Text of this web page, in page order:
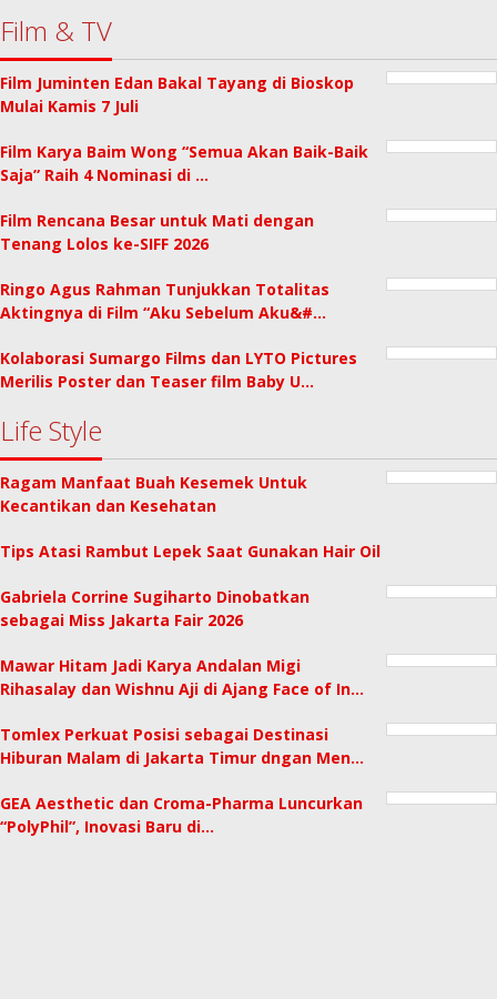
Film & TV
Film Juminten Edan Bakal Tayang di Bioskop
Mulai Kamis 7 Juli
Film Karya Baim Wong “Semua Akan Baik-Baik
Saja” Raih 4 Nominasi di …
Film Rencana Besar untuk Mati dengan
Tenang Lolos ke-SIFF 2026
Ringo Agus Rahman Tunjukkan Totalitas
Aktingnya di Film “Aku Sebelum Aku&#…
Kolaborasi Sumargo Films dan LYTO Pictures
Merilis Poster dan Teaser film Baby U…
Life Style
Ragam Manfaat Buah Kesemek Untuk
Kecantikan dan Kesehatan
Tips Atasi Rambut Lepek Saat Gunakan Hair Oil
Gabriela Corrine Sugiharto Dinobatkan
sebagai Miss Jakarta Fair 2026
Mawar Hitam Jadi Karya Andalan Migi
Rihasalay dan Wishnu Aji di Ajang Face of In…
Tomlex Perkuat Posisi sebagai Destinasi
Hiburan Malam di Jakarta Timur dngan Men…
GEA Aesthetic dan Croma-Pharma Luncurkan
“PolyPhil”, Inovasi Baru di…